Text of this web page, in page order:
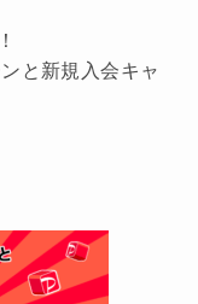
と新規入会キャ